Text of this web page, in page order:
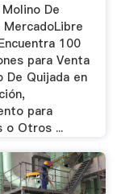
De
100
para Venta
De Quijada en
para
o Otros ...